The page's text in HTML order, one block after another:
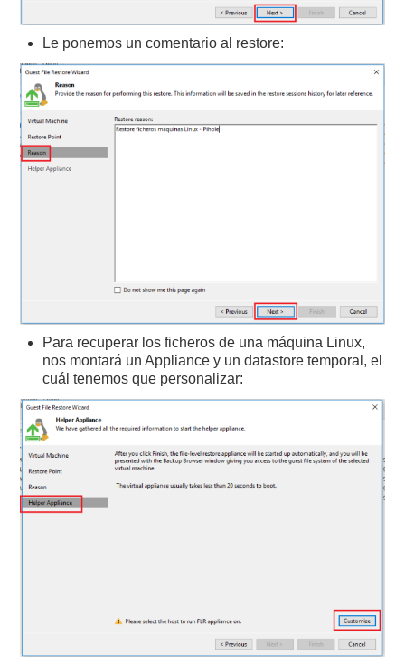
Le ponemos un comentario al restore:
Para recuperar los ficheros de una máquina Linux,
nos montará un Appliance y un datastore temporal, el
cuál tenemos que personalizar: